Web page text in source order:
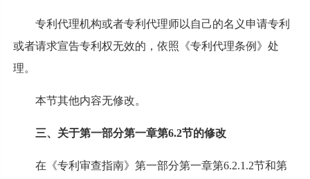
专利代理机构或者专利代理师以自己的名义申请专利
或者请求宣告专利权无效的，依照《专利代理条例》处
理。
本节其他内容无修改。
三、关于第一部分第一章第6.2节的修改
在《专利审查指南》第一部分第一章第6.2.1.2节和第